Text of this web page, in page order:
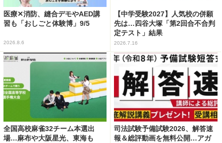
医療✕消防、縫合デモやAED講
習も「おしごと体験博」9/5
2026.8.6
【中学受験2027】人気校の併願
先は…四谷大塚「第2回合不合判
定テスト」結果
2026.7.16
全国高校麻雀32チーム本選出
場…麻布や大阪星光、東海も
司法試験予備試験2026、解答速
報＆総評動画を無料公開…アガ